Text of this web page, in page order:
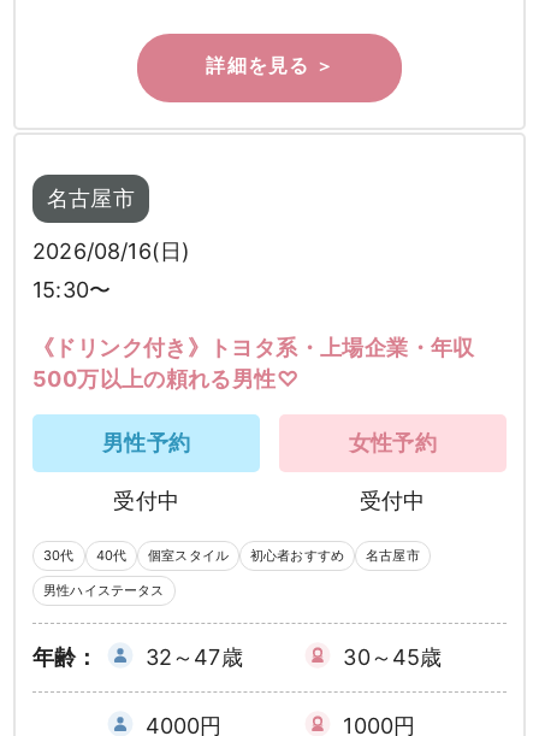
名古屋市
2026/08/16(日)
15:30〜
《ドリンク付き》トヨタ系・上場企業・年収
500万以上の頼れる男性♡
男性予約
受付中
女性予約
受付中
30代 40代 個室スタイル 初心者おすすめ 名古屋市
男性ハイステータス
年齢： 32～47歳 30～45歳
4000円 1000円